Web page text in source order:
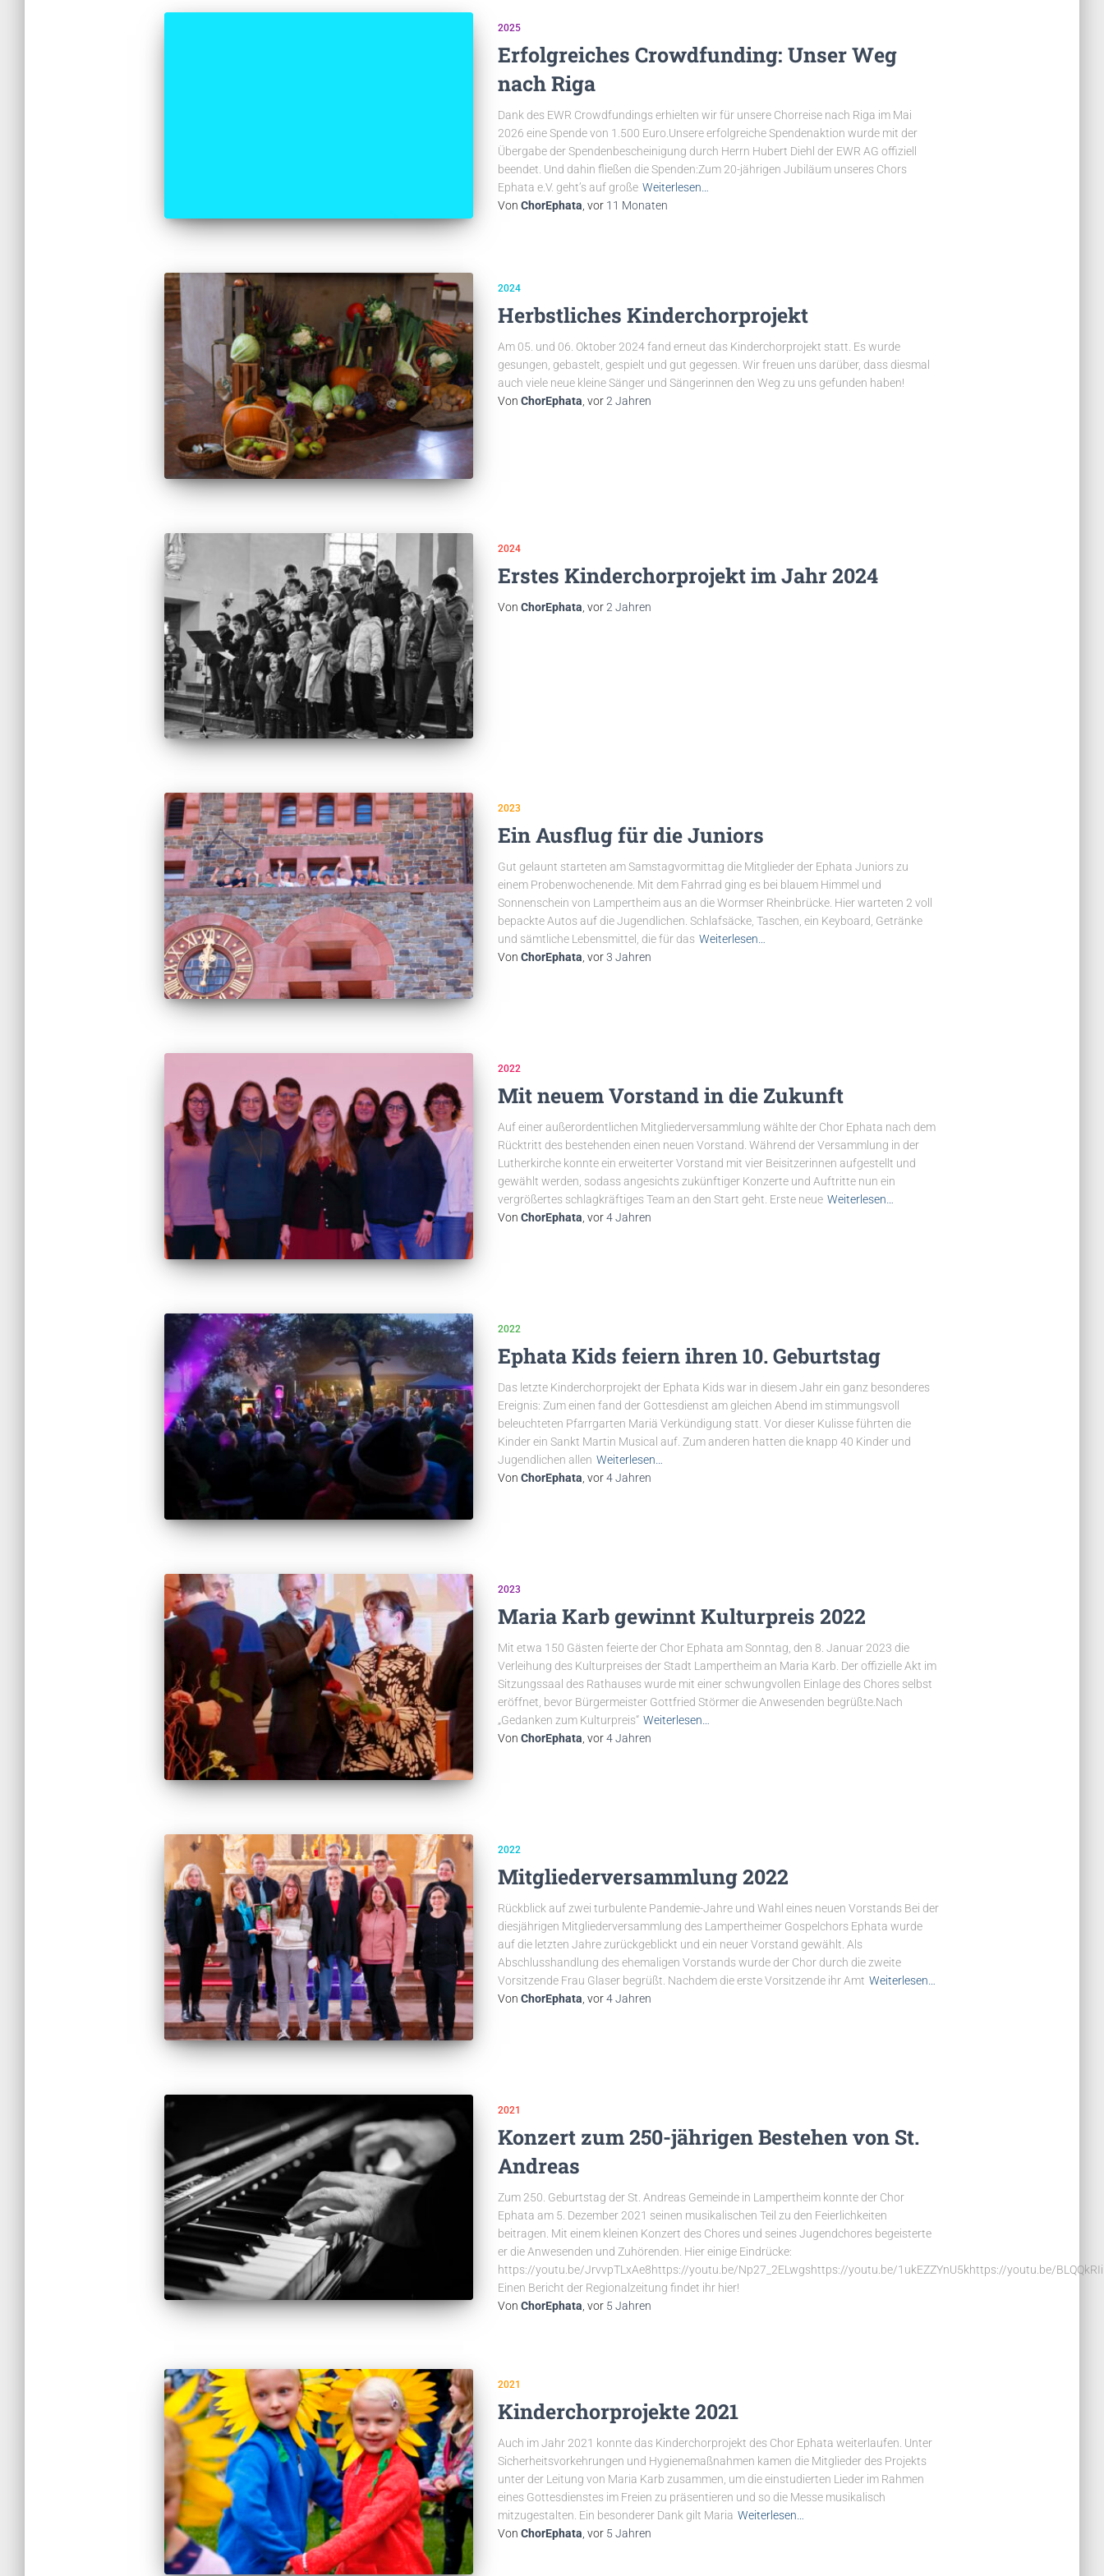
2025
Erfolgreiches Crowdfunding: Unser Weg
nach Riga
Dank des EWR Crowdfundings erhielten wir für unsere Chorreise nach Riga im Mai
2026 eine Spende von 1.500 Euro.Unsere erfolgreiche Spendenaktion wurde mit der
Übergabe der Spendenbescheinigung durch Herrn Hubert Diehl der EWR AG offiziell
beendet. Und dahin fließen die Spenden:Zum 20-jährigen Jubiläum unseres Chors
Ephata e.V. geht’s auf große Weiterlesen…
Von ChorEphata , vor 11 Monaten
2024
Herbstliches Kinderchorprojekt
Am 05. und 06. Oktober 2024 fand erneut das Kinderchorprojekt statt. Es wurde
gesungen, gebastelt, gespielt und gut gegessen. Wir freuen uns darüber, dass diesmal
auch viele neue kleine Sänger und Sängerinnen den Weg zu uns gefunden haben!
Von ChorEphata , vor2 Jahren
2024
Erstes Kinderchorprojekt im Jahr 2024
Von ChorEphata , vor2 Jahren
2023
Ein Ausflug für die Juniors
Gut gelaunt starteten am Samstagvormittag die Mitglieder der Ephata Juniors zu
einem Probenwochenende. Mit dem Fahrrad ging es bei blauem Himmel und
Sonnenschein von Lampertheim aus an die Wormser Rheinbrücke. Hier warteten 2 voll
bepackte Autos auf die Jugendlichen. Schlafsäcke, Taschen, ein Keyboard, Getränke
und sämtliche Lebensmittel, die für das Weiterlesen…
Von ChorEphata, vor3 Jahren
2022
Mit neuem Vorstand in die Zukunft
Auf einer außerordentlichen Mitgliederversammlung wählte der Chor Ephata nach dem
Rücktritt des bestehenden einen neuen Vorstand. Während der Versammlung in der
Lutherkirche konnte ein erweiterter Vorstand mit vier Beisitzerinnen aufgestellt und
gewählt werden, sodass angesichts zukünftiger Konzerte und Auftritte nun ein
vergrößertes schlagkräftiges Team an den Start geht. Erste neue Weiterlesen…
Von ChorEphata, vor4 Jahren
2022
Ephata Kids feiern ihren 10. Geburtstag
Das letzte Kinderchorprojekt der Ephata Kids war in diesem Jahr ein ganz besonderes
Ereignis: Zum einen fand der Gottesdienst am gleichen Abend im stimmungsvoll
beleuchteten Pfarrgarten Mariä Verkündigung statt. Vor dieser Kulisse führten die
Kinder ein Sankt Martin Musical auf. Zum anderen hatten die knapp 40 Kinder und
Jugendlichen allen Weiterlesen…
Von ChorEphata , vor4 Jahren
2023
Maria Karb gewinnt Kulturpreis 2022
Mit etwa 150 Gästen feierte der Chor Ephata am Sonntag, den 8. Januar 2023 die
Verleihung des Kulturpreises der Stadt Lampertheim an Maria Karb. Der offizielle Akt im
Sitzungssaal des Rathauses wurde mit einer schwungvollen Einlage des Chores selbst
eröffnet, bevor Bürgermeister Gottfried Störmer die Anwesenden begrüßte.Nach
„Gedanken zum Kulturpreis“ Weiterlesen…
Von ChorEphata , vor4 Jahren
2022
Mitgliederversammlung 2022
Rückblick auf zwei turbulente Pandemie-Jahre und Wahl eines neuen Vorstands Bei der
diesjährigen Mitgliederversammlung des Lampertheimer Gospelchors Ephata wurde
auf die letzten Jahre zurückgeblickt und ein neuer Vorstand gewählt. Als
Abschlusshandlung des ehemaligen Vorstands wurde der Chor durch die zweite
Vorsitzende Frau Glaser begrüßt. Nachdem die erste Vorsitzende ihr Amt Weiterlesen…
Von ChorEphata , vor4 Jahren
2021
Konzert zum 250-jährigen Bestehen von St.
Andreas​
Zum 250. Geburtstag der St. Andreas Gemeinde in Lampertheim konnte der Chor
Ephata am 5. Dezember 2021 seinen musikalischen Teil zu den Feierlichkeiten
beitragen. Mit einem kleinen Konzert des Chores und seines Jugendchores begeisterte
er die Anwesenden und Zuhörenden. Hier einige Eindrücke:
https://youtu.be/JrvvpTLxAe8https://youtu.be/Np27_2ELwgshttps://youtu.be/1ukEZZYnU5khttps://youtu.be/
Einen Bericht der Regionalzeitung findet ihr hier!
Von ChorEphata , vor 5 Jahren
2021
Kinderchorprojekte 2021
Auch im Jahr 2021 konnte das Kinderchorprojekt des Chor Ephata weiterlaufen. Unter
Sicherheitsvorkehrungen und Hygienemaßnahmen kamen die Mitglieder des Projekts
unter der Leitung von Maria Karb zusammen, um die einstudierten Lieder im Rahmen
eines Gottesdienstes im Freien zu präsentieren und so die Messe musikalisch
mitzugestalten. Ein besonderer Dank gilt Maria Weiterlesen…
Von ChorEphata , vor 5 Jahren